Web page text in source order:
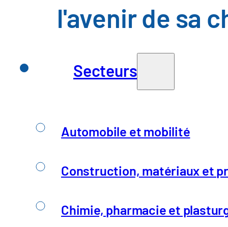
l'avenir de sa
Secteurs
Automobile et mobilité
Construction, matériaux et
Chimie, pharmacie et
À propos d'amc
Carrière
Mentions légales
Mentions légales